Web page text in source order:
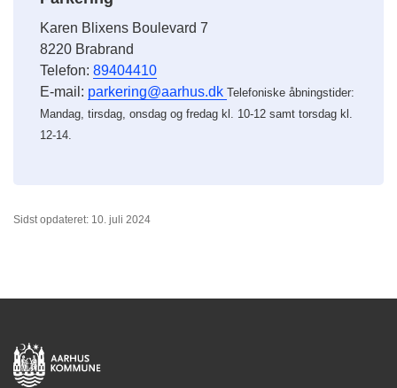
Karen Blixens Boulevard 7
8220 Brabrand
Telefon: 89404410
E-mail: parkering@aarhus.dk Telefoniske åbningstider:
Mandag, tirsdag, onsdag og fredag kl. 10-12 samt torsdag kl.
12-14.
Sidst opdateret: 10. juli 2024